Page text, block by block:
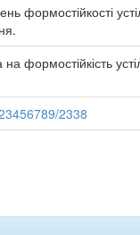
формостійкості
формостійкість
2338